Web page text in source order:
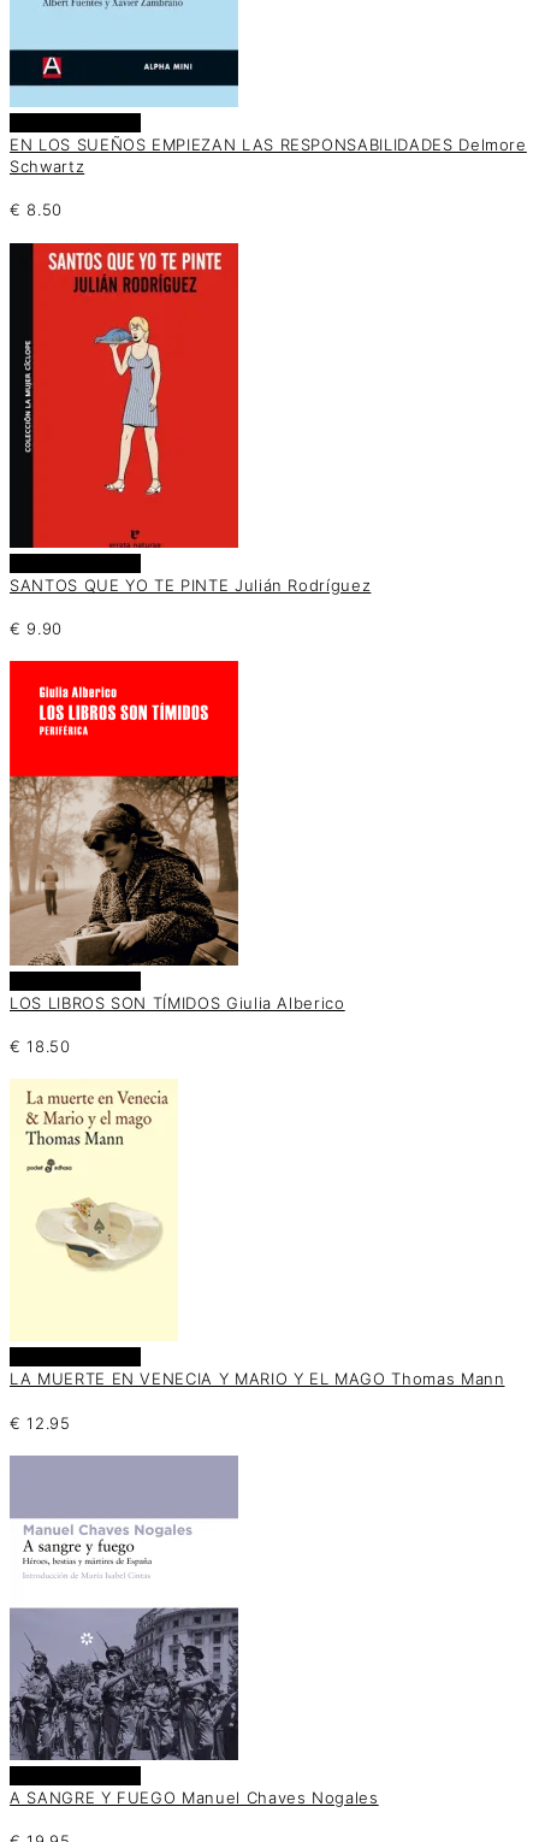
EN LOS SUEÑOS EMPIEZAN LAS RESPONSABILIDADES Delmore
Schwartz
€ 8.50
SANTOS QUE YO TE PINTE Julián Rodríguez
€ 9.90
LOS LIBROS SON TÍMIDOS Giulia Alberico
€ 18.50
LA MUERTE EN VENECIA Y MARIO Y EL MAGO Thomas Mann
€ 12.95
A SANGRE Y FUEGO Manuel Chaves Nogales